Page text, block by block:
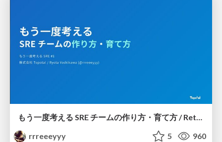
もう一度考える SRE チームの作り方・育て方 / Rethinking SRE #1: Building and Growing SRE Teams
rrreeeyyy
5 960